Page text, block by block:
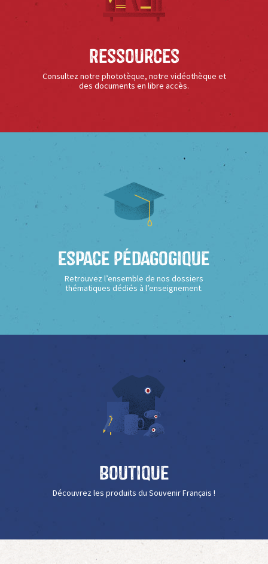
Ressources
Consultez notre phototèque, notre vidéothèque et
des documents en libre accès.
Espace Pédagogique
Retrouvez l’ensemble de nos dossiers
thématiques dédiés à l’enseignement.
Boutique
Découvrez les produits du Souvenir Français !